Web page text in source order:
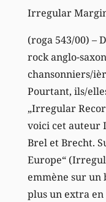
Irregular
(roga 543/00) –
rock anglo-
chansonniers/
Pourtant, ils/
„Irregular
voici cet auteur
Brel et Brecht.
Europe“
emmène sur un
plus un extra en